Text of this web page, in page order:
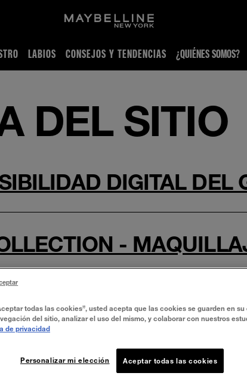
LABIOS CONSEJOS Y TENDENCIAS ¿QUIÉNES SOMOS?
DEL SITIO
DIGITAL DEL
-
MAYBELLINE NY |
todas las cookies”, usted acepta que las cookies se guarden en su
del sitio, analizar el uso del mismo, y colaborar con nuestros
de privacidad
Aceptar todas las cookies
Personalizar mi elección